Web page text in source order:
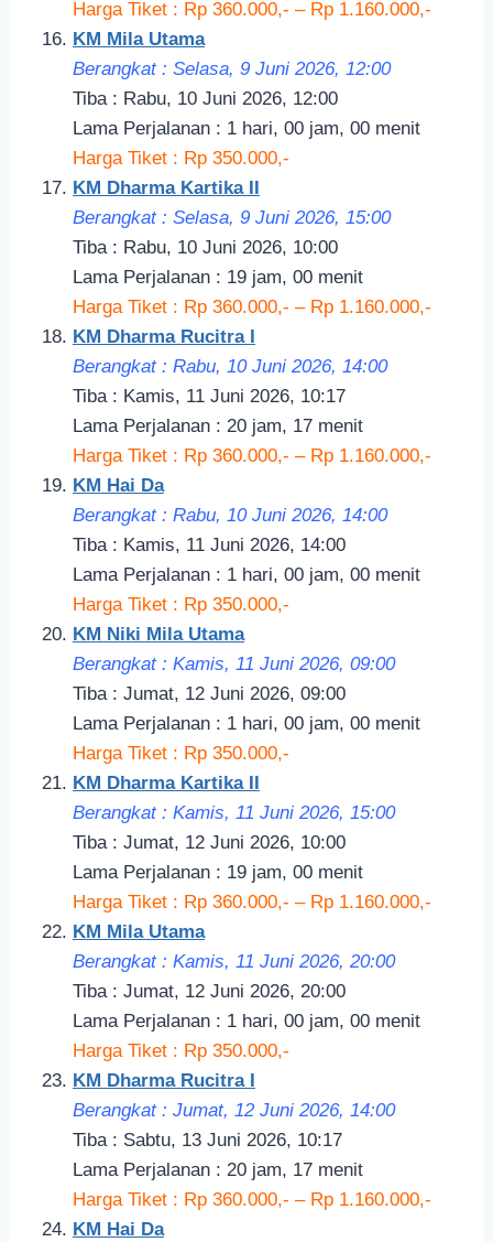
Harga Tiket : Rp 360.000,- – Rp 1.160.000,-
KM Mila Utama
Berangkat : Selasa, 9 Juni 2026, 12:00
Tiba : Rabu, 10 Juni 2026, 12:00
Lama Perjalanan : 1 hari, 00 jam, 00 menit
Harga Tiket : Rp 350.000,-
KM Dharma Kartika II
Berangkat : Selasa, 9 Juni 2026, 15:00
Tiba : Rabu, 10 Juni 2026, 10:00
Lama Perjalanan : 19 jam, 00 menit
Harga Tiket : Rp 360.000,- – Rp 1.160.000,-
KM Dharma Rucitra I
Berangkat : Rabu, 10 Juni 2026, 14:00
Tiba : Kamis, 11 Juni 2026, 10:17
Lama Perjalanan : 20 jam, 17 menit
Harga Tiket : Rp 360.000,- – Rp 1.160.000,-
KM Hai Da
Berangkat : Rabu, 10 Juni 2026, 14:00
Tiba : Kamis, 11 Juni 2026, 14:00
Lama Perjalanan : 1 hari, 00 jam, 00 menit
Harga Tiket : Rp 350.000,-
KM Niki Mila Utama
Berangkat : Kamis, 11 Juni 2026, 09:00
Tiba : Jumat, 12 Juni 2026, 09:00
Lama Perjalanan : 1 hari, 00 jam, 00 menit
Harga Tiket : Rp 350.000,-
KM Dharma Kartika II
Berangkat : Kamis, 11 Juni 2026, 15:00
Tiba : Jumat, 12 Juni 2026, 10:00
Lama Perjalanan : 19 jam, 00 menit
Harga Tiket : Rp 360.000,- – Rp 1.160.000,-
KM Mila Utama
Berangkat : Kamis, 11 Juni 2026, 20:00
Tiba : Jumat, 12 Juni 2026, 20:00
Lama Perjalanan : 1 hari, 00 jam, 00 menit
Harga Tiket : Rp 350.000,-
KM Dharma Rucitra I
Berangkat : Jumat, 12 Juni 2026, 14:00
Tiba : Sabtu, 13 Juni 2026, 10:17
Lama Perjalanan : 20 jam, 17 menit
Harga Tiket : Rp 360.000,- – Rp 1.160.000,-
KM Hai Da